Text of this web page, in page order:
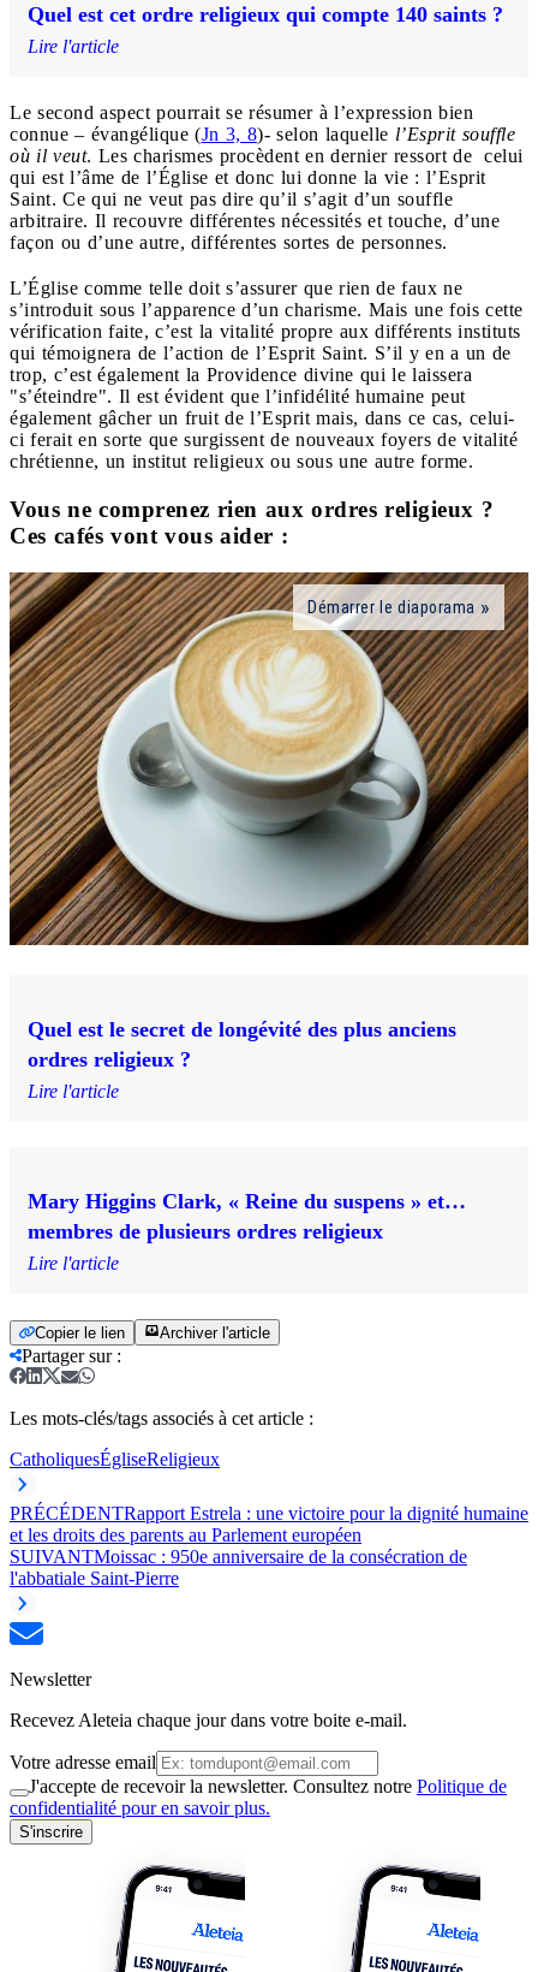
Quel est cet ordre religieux qui compte 140 saints ?
Lire l'article
Le second aspect pourrait se résumer à l’expression bien
connue – évangélique (Jn 3, 8)- selon laquelle l’Esprit souffle
où il veut. Les charismes procèdent en dernier ressort de celui
qui est l’âme de l’Église et donc lui donne la vie : l’Esprit
Saint. Ce qui ne veut pas dire qu’il s’agit d’un souffle
arbitraire. Il recouvre différentes nécessités et touche, d’une
façon ou d’une autre, différentes sortes de personnes.
L’Église comme telle doit s’assurer que rien de faux ne
s’introduit sous l’apparence d’un charisme. Mais une fois cette
vérification faite, c’est la vitalité propre aux différents instituts
qui témoignera de l’action de l’Esprit Saint. S’il y en a un de
trop, c’est également la Providence divine qui le laissera
"s’éteindre". Il est évident que l’infidélité humaine peut
également gâcher un fruit de l’Esprit mais, dans ce cas, celui-
ci ferait en sorte que surgissent de nouveaux foyers de vitalité
chrétienne, un institut religieux ou sous une autre forme.
Vous ne comprenez rien aux ordres religieux ?
Ces cafés vont vous aider :
Démarrer le diaporama
Quel est le secret de longévité des plus anciens
ordres religieux ?
Lire l'article
Mary Higgins Clark, « Reine du suspens » et…
membres de plusieurs ordres religieux
Lire l'article
Copier le lien Archiver l'article
Partager sur:
Les mots-clés/tags associés à cet article :
CatholiquesÉgliseReligieux
PRÉCÉDENTRapport Estrela : une victoire pour la dignité humaine
et les droits des parents au Parlement européen
SUIVANTMoissac : 950e anniversaire de la consécration de
l'abbatiale Saint-Pierre
Newsletter
Recevez Aleteia chaque jour dans votre boite e-mail.
Votre adresse email
J'accepte de recevoir la newsletter. Consultez notre Politique de
confidentialité pour en savoir plus.
S'inscrire